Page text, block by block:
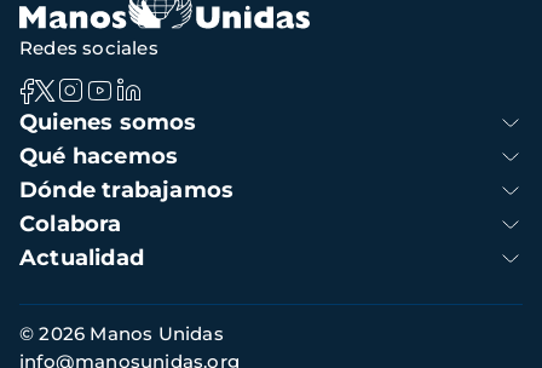
Navegación
principal
Quienes somos
Qué hacemos
Dónde trabajamos
Colabora
Actualidad
Redes sociales
Información
de
© 2026 Manos Unidas
info@manosunidas.org